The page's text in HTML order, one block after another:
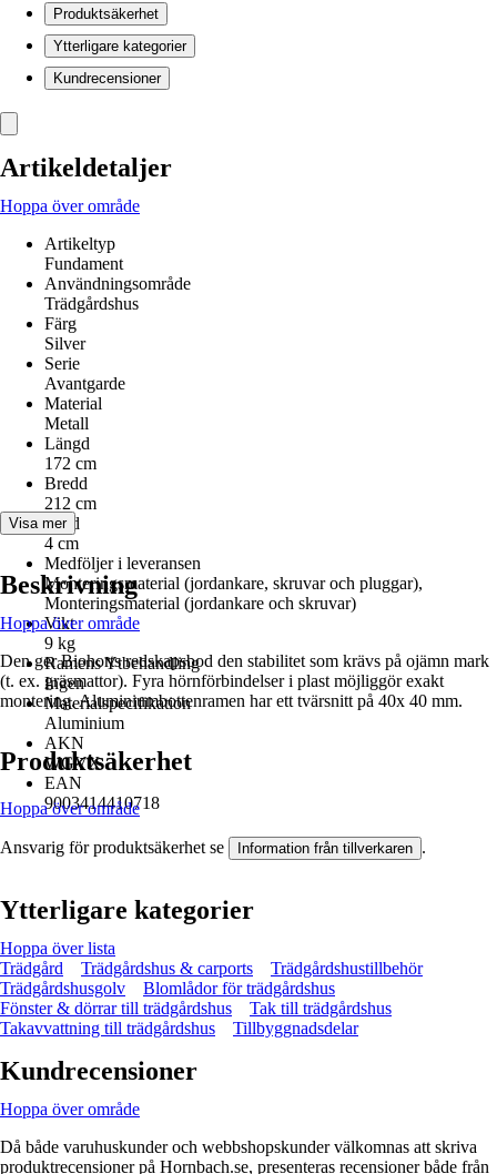
Produktsäkerhet
Ytterligare kategorier
Kundrecensioner
Artikeldetaljer
Hoppa över område
Artikeltyp
Fundament
Användningsområde
Trädgårdshus
Färg
Silver
Serie
Avantgarde
Material
Metall
Längd
172 cm
Bredd
212 cm
Höjd
4 cm
Medföljer i leveransen
Monteringsmaterial (jordankare, skruvar och pluggar),
Monteringsmaterial (jordankare och skruvar)
Vikt
9 kg
Ramens Ytbehandling
Ingen
Materialspecifikation
Aluminium
AKN
WGVX
EAN
9003414410718
Visa mer
Beskrivning
Hoppa över område
Den ger Biohorts redskapsbod den stabilitet som krävs på ojämn mark
(t. ex. gräsmattor). Fyra hörnförbindelser i plast möjliggör exakt
montering. Aluminiumbottenramen har ett tvärsnitt på 40x 40 mm.
Produktsäkerhet
Hoppa över område
Ansvarig för produktsäkerhet se Information från tillverkaren .
Ytterligare kategorier
Hoppa över lista
Trädgård
Trädgårdshus & carports
Trädgårdshustillbehör
Trädgårdshusgolv
Blomlådor för trädgårdshus
Fönster & dörrar till trädgårdshus
Tak till trädgårdshus
Takavvattning till trädgårdshus
Tillbyggnadsdelar
Kundrecensioner
Hoppa över område
Då både varuhuskunder och webbshopskunder välkomnas att skriva
produktrecensioner på Hornbach.se, presenteras recensioner både från